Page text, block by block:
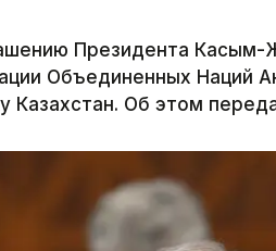
Президента
Объединенных Наций
Казахстан. Об этом